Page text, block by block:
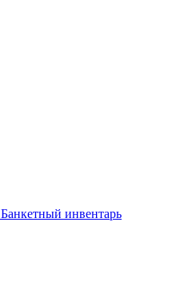
Банкетный инвентарь